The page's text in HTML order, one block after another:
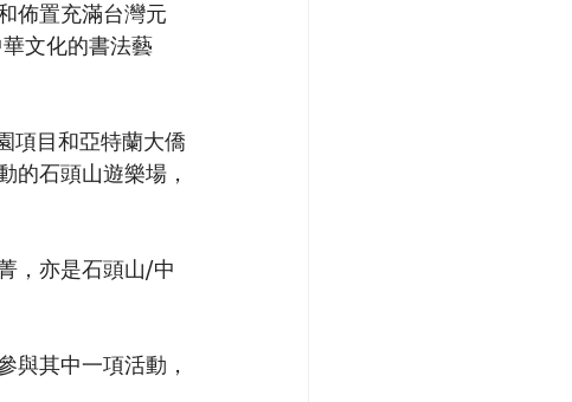
佈置充滿台灣元
文化的書法藝
項目和亞特蘭大僑
的石頭山遊樂場，
，亦是石頭山/中
與其中一項活動，